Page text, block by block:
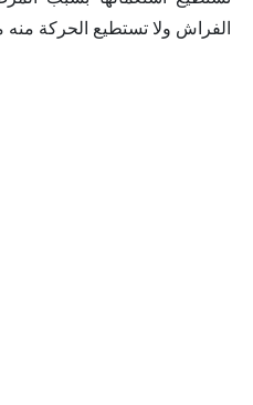
الفراش ولا تستطيع الحركة منه